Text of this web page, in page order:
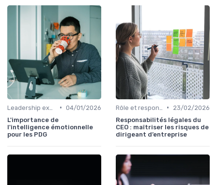
• 04/01/2026
L'importance de
l'intelligence émotionnelle
pour les PDG
•
23/02/2026
Responsabilités légales du
CEO : maîtriser les risques de
dirigeant d’entreprise